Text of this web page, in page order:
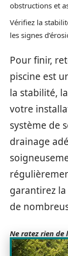
obstructions et
Vérifiez la
les signes
Pour finir,
piscine est
la stabilité,
votre
système de
drainage
garantirez
de
Ne ratez rien de